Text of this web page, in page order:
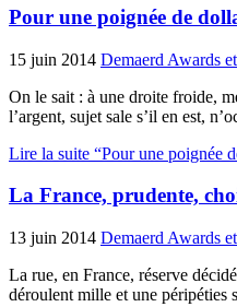
Pour une poignée de
15 juin 2014 Demaerd Awards
On le sait : à une droite froide,
l’argent, sujet sale s’il en est,
Lire la suite “Pour une poignée
La France, prudente,
13 juin 2014 Demaerd Awards
La rue, en France, réserve
déroulent mille et une péripéties